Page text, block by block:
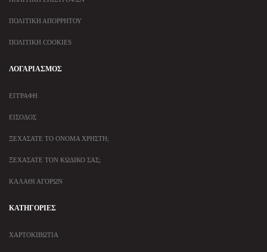
ΠΟΛΙΤΙΚΉ ΑΠΟΡΡΉΤΟΥ
ΠΟΛΙΤΙΚΉ COOKIES
ΛΟΓΑΡΙΑΣΜΌΣ
ΕΓΓΡΑΦΉ
ΕΊΣΟΔΟΣ
ΞΕΧΆΣΑΤΕ ΤΟ ΌΝΟΜΑ ΧΡΉΣΤΗ;
ΞΕΧΆΣΑΤΕ ΤΟΝ ΚΩΔΙΚΌ ΣΑΣ;
ΚΑΛΆΘΙ ΑΓΟΡΏΝ
ΚΑΤΗΓΟΡΊΕΣ
ΧΑΡΤΟΚΙΒΏΤΙΑ